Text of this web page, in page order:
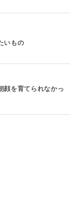
いもの
顔を育てられなかっ